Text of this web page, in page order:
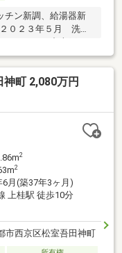
ン新調、給湯器新
０２３年５月 洗面
・近隣にスーパー、
ダで日当たり、通風
にも安心・朱雀第
１４分■本物件に関
９-７８９※築不詳
町 2,080万円
2
2
6月(築37年3ヶ月)
上桂駅 徒歩10分
市西京区松室吾田神町